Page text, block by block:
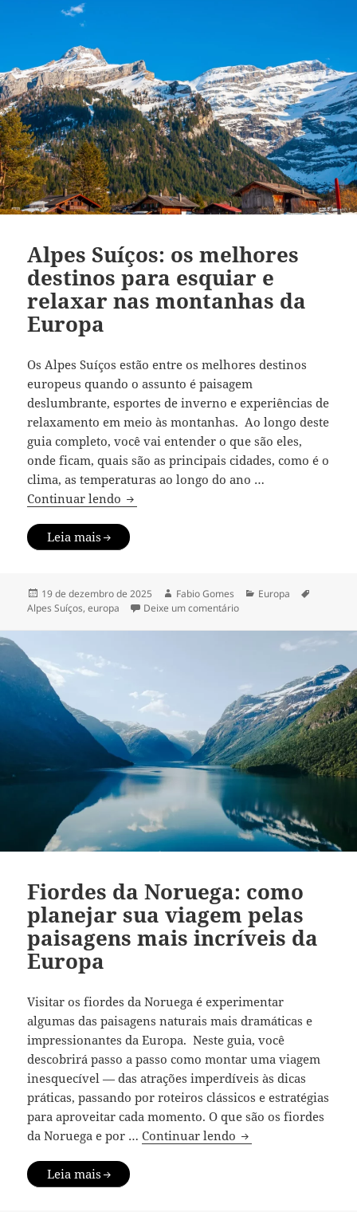
Alpes Suíços: os melhores
destinos para esquiar e
relaxar nas montanhas da
Europa
Os Alpes Suíços estão entre os melhores destinos
europeus quando o assunto é paisagem
deslumbrante, esportes de inverno e experiências de
relaxamento em meio às montanhas. Ao longo deste
guia completo, você vai entender o que são eles,
onde ficam, quais são as principais cidades, como é o
clima, as temperaturas ao longo do ano …
Continuar lendo Alpes Suíços: os melhores destinos
Leia mais
Publicado
em
19 de dezembro de 2025 Autor
Fabio Gomes Categorias
Europa
Alpes Suíços,europa Deixe um comentárioem Alpes Suíços: os
Fiordes da Noruega: como
planejar sua viagem pelas
paisagens mais incríveis da
Europa
Visitar os fiordes da Noruega é experimentar
algumas das paisagens naturais mais dramáticas e
impressionantes da Europa. Neste guia, você
descobrirá passo a passo como montar uma viagem
inesquecível — das atrações imperdíveis às dicas
práticas, passando por roteiros clássicos e estratégias
para aproveitar cada momento. O que são os fiordes
da Noruega e por …Continuar lendo Fiordes da
Leia mais